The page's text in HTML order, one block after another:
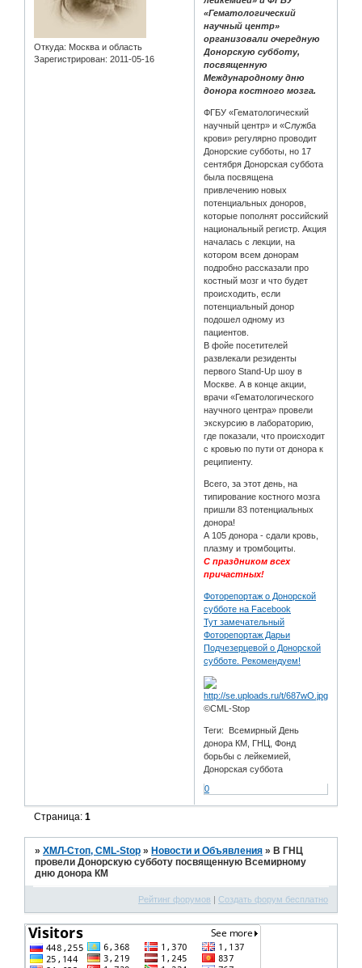
Откуда: Москва и область
Зарегистрирован: 2011-05-16
«Гематологический
научный центр»
организовали очередную
Донорскую субботу,
посвященную
Международному дню
донора костного мозга.
ФГБУ «Гематологический
научный центр» и «Служба
крови» регулярно проводит
Донорские субботы, но 17
сентября Донорская суббота
была посвящена
привлечению новых
потенциальных доноров,
которые пополнят российский
национальный регистр. Акция
началась с лекции, на
котором всем донорам
подробно рассказали про
костный мозг и что будет
происходить, если
потенциальный донор
подошел одному из
пациентов.
В фойе посетителей
развлекали резиденты
первого Stand-Up шоу в
Москве. А в конце акции,
врачи «Гематологического
научного центра» провели
экскурсию в лабораторию,
где показали, что происходит
с кровью по пути от донора к
реципиенту.
Всего, за этот день, на
типирование костного мозга
пришли 83 потенциальных
донора!
А 105 донора - сдали кровь,
плазму и тромбоциты.
С праздником всех
причастных!
Фоторепортаж о Донорской
субботе на Facebook
Тут замечательный
Фоторепортаж Дарьи
Подчезерцевой о Донорской
субботе. Рекомендуем!
©CML-Stop
Теги: Всемирный День
донора КМ, ГНЦ, Фонд
борьбы с лейкемией,
Донорская суббота
0
Страница:1
»ХМЛ-Стоп, CML-Stop » Новости и Объявления » В ГНЦ
провели Донорскую субботу посвященную Всемирному
дню донора КМ
Рейтинг форумов | Создать форум бесплатно